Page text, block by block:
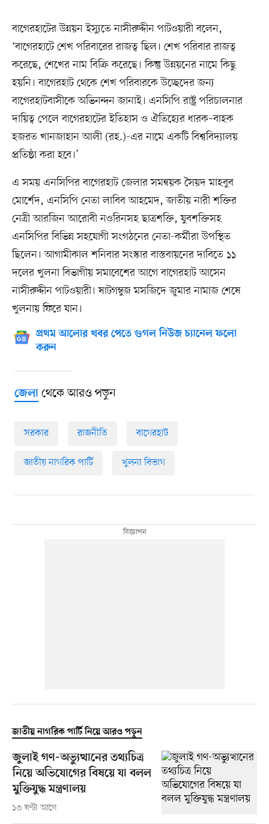
বাগেরহাটের উন্নয়ন ইস্যুতে নাসীরুদ্দীন পাটওয়ারী বলেন,
‘বাগেরহাটে শেখ পরিবারের রাজত্ব ছিল। শেখ পরিবার রাজত্ব
করেছে, শেখের নাম বিক্রি করেছে। কিন্তু উন্নয়নের নামে কিছু
হয়নি। বাগেরহাট থেকে শেখ পরিবারকে উচ্ছেদের জন্য
বাগেরহাটবাসীকে অভিনন্দন জানাই। এনসিপি রাষ্ট্র পরিচালনার
দায়িত্ব পেলে বাগেরহাটের ইতিহাস ও ঐতিহ্যের ধারক–বাহক
হজরত খানজাহান আলী (রহ.)-এর নামে একটি বিশ্ববিদ্যালয়
প্রতিষ্ঠা করা হবে।’
এ সময় এনসিপির বাগেরহাট জেলার সমন্বয়ক সৈয়দ মাহবুব
মোর্শেদ, এনসিপি নেতা লাবিব আহমেদ, জাতীয় নারী শক্তির
নেত্রী আরজিন আরোবী নওরিনসহ ছাত্রশক্তি, যুবশক্তিসহ
এনসিপির বিভিন্ন সহযোগী সংগঠনের নেতা-কর্মীরা উপস্থিত
ছিলেন। আগামীকাল শনিবার সংস্কার বাস্তবায়নের দাবিতে ১১
দলের খুলনা বিভাগীয় সমাবেশের আগে বাগেরহাট আসেন
নাসীরুদ্দীন পাটওয়ারী। ষাটগম্বুজ মসজিদে জুমার নামাজ শেষে
খুলনায় ফিরে যান।
প্রথম আলোর খবর পেতে গুগল নিউজ চ্যানেল ফলো
করুন
জেলাথেকে আরও পড়ুন
সরকার রাজনীতি বাগেরহাট
জাতীয় নাগরিক পার্টি খুলনা বিভাগ
জাতীয় নাগরিক পার্টি নিয়ে আরও পড়ুন
জুলাই গণ-অভ্যুত্থানের তথ্যচিত্র
নিয়ে অভিযোগের বিষয়ে যা বলল
মুক্তিযুদ্ধ মন্ত্রণালয়
১৩ ঘণ্টা আগে